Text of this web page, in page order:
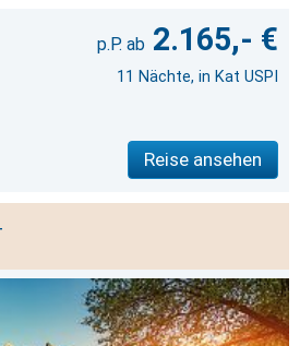
2.165,- €
11 Nächte, in Kat USPI
Reise ansehen